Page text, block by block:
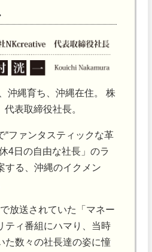
沖縄育ち、沖縄在住。 株
表取締役社長。
“ファンタスティックな革
4日の自由な社長」のラ
する、沖縄のイクメン
放送されていた「マネー
ティ番組にハマり、当時
た数々の社長達の姿に憧